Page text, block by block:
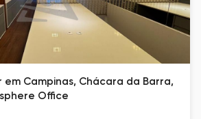
Campinas, Chácara da Barra,
Office